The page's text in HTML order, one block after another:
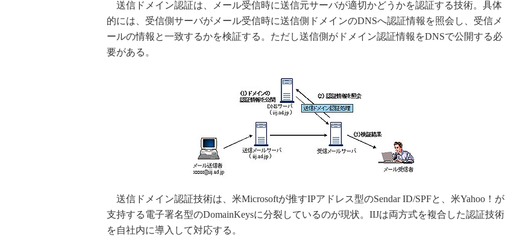
送信ドメイン認証は、メール受信時に送信元サーバが適切かどうかを認証する技術。具体
的には、受信側サーバがメール受信時に送信側ドメインのDNSへ認証情報を照会し、受信メ
ールの情報と一致するかを検証する。ただし送信側がドメイン認証情報をDNSで公開する必
要がある。
送信ドメイン認証技術は、米Microsoftが推すIPアドレス型のSendar ID/SPFと、米Yahoo！が
支持する電子署名型のDomainKeysに分裂しているのが現状。IIJは両方式を複合した認証技術
を自社内に導入して対応する。